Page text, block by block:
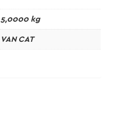
5,0000 kg
VAN CAT